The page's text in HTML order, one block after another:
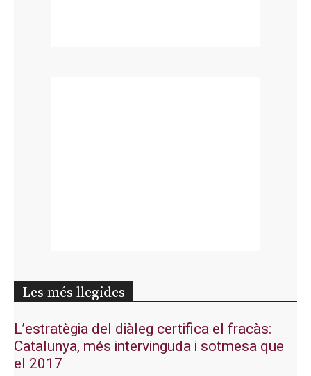
Les més llegides
L’estratègia del diàleg certifica el fracàs:
Catalunya, més intervinguda i sotmesa que
el 2017